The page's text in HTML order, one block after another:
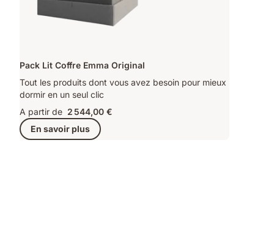
Pack Lit Coffre Emma Original
Tout les produits dont vous avez besoin pour mieux
dormir en un seul clic
A partir de 2 544,00 €
En savoir plus